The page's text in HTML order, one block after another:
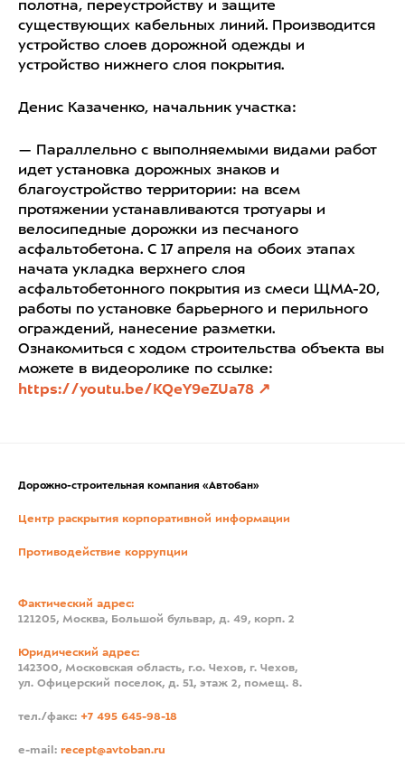
полотна, переустройству и защите
существующих кабельных линий. Производится
устройство слоев дорожной одежды и
устройство нижнего слоя покрытия.
Денис Казаченко, начальник участка:
— Параллельно с выполняемыми видами работ
идет установка дорожных знаков и
благоустройство территории: на всем
протяжении устанавливаются тротуары и
велосипедные дорожки из песчаного
асфальтобетона. С 17 апреля на обоих этапах
начата укладка верхнего слоя
асфальтобетонного покрытия из смеси ЩМА-20,
работы по установке барьерного и перильного
ограждений, нанесение разметки.
Ознакомиться с ходом строительства объекта вы
можете в видеоролике по ссылке:
https://youtu.be/KQeY9eZUa78
Дорожно-строительная компания «Автобан»
Центр раскрытия корпоративной информации
Противодействие коррупции
Фактический адрес:
121205, Москва, Большой бульвар, д. 49, корп. 2
Юридический адрес:
142300, Московская область, г.о. Чехов, г. Чехов,
ул. Офицерский поселок, д. 51, этаж 2, помещ. 8.
тел./факс: +7 495 645-98-18
e-mail: recept@avtoban.ru